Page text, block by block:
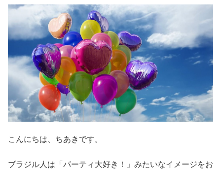
こんにちは、ちあきです。
ブラジル人は「パーティ大好き！」みたいなイメージをお